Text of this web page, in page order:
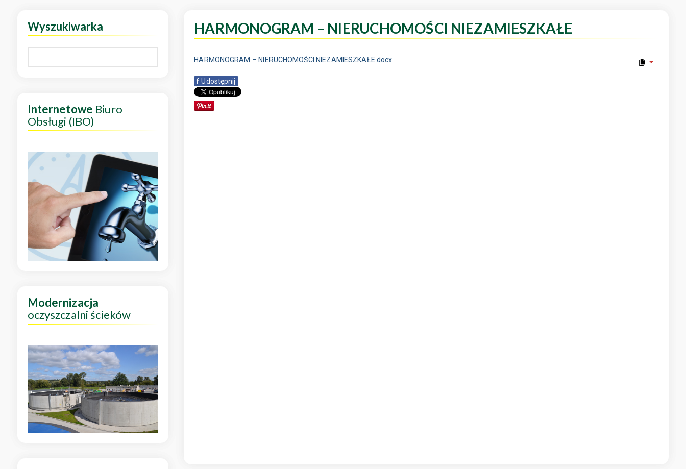
HARMONOGRAM – NIERUCHOMOŚCI NIEZAMIESZKAŁE
HARMONOGRAM – NIERUCHOMOŚCI NIEZAMIESZKAŁE.docx
f Udostępnij
Wyszukiwarka
Internetowe Biuro
Obsługi (IBO)
Modernizacja
oczyszczalni ścieków